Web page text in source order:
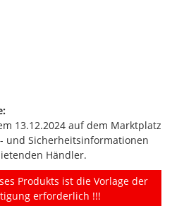
13.12.2024 auf dem Marktplatz
und Sicherheitsinformationen
Händler.
Produkts ist die Vorlage der
erforderlich !!!